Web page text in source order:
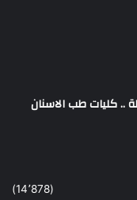
.. كليات طب الاسنان
(14٬878)